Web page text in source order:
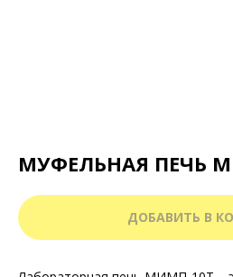
МУФЕЛЬНАЯ ПЕЧЬ
ДОБАВИТЬ В